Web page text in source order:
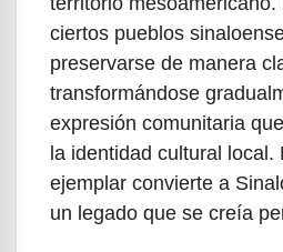
ciertos pueblos
preservarse de manera
transformándose
expresión comunitaria
la identidad cultural
ejemplar convierte a
un legado que se creía